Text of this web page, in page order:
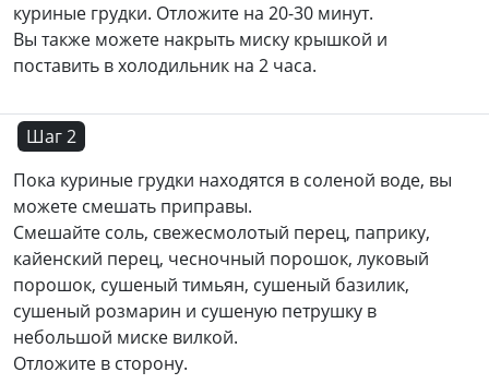
куриные грудки. Отложите на 20-30 минут.
Вы также можете накрыть миску крышкой и
поставить в холодильник на 2 часа.
Шаг 2
Пока куриные грудки находятся в соленой воде, вы
можете смешать приправы.
Смешайте соль, свежесмолотый перец, паприку,
кайенский перец, чесночный порошок, луковый
порошок, сушеный тимьян, сушеный базилик,
сушеный розмарин и сушеную петрушку в
небольшой миске вилкой.
Отложите в сторону.